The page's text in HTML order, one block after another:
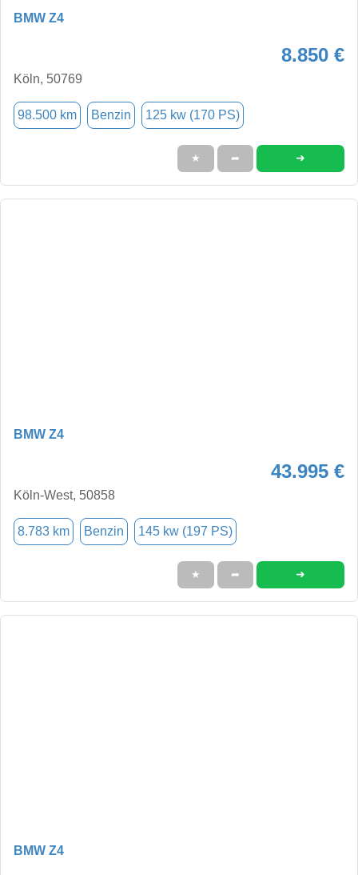
BMW Z4
8.850 €
Köln, 50769
98.500 km Benzin 125 kw (170 PS)
★ ➦ ➜
BMW Z4
43.995 €
Köln-West, 50858
8.783 km Benzin 145 kw (197 PS)
★ ➦ ➜
BMW Z4